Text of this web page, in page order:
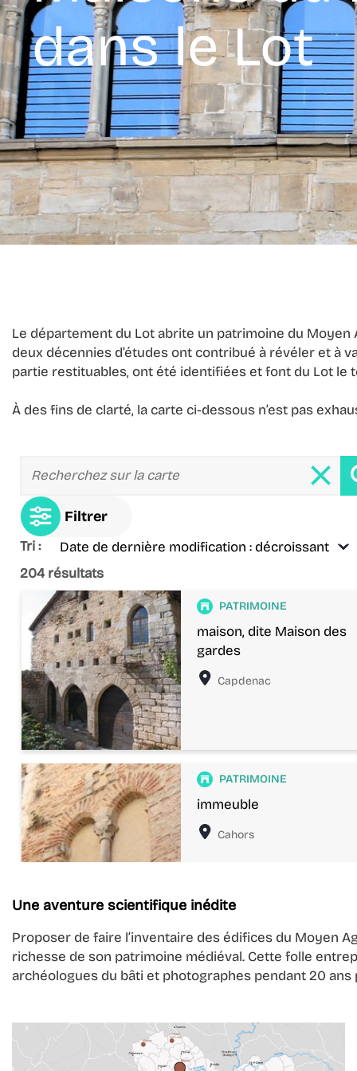
dans le Lot
Le département du Lot abrite un patrimoine du Moyen
deux décennies d’études ont contribué à révéler et à
partie restituables, ont été identifiées et font du Lot le
À des fins de clarté, la carte ci-dessous n’est pas
Tri :
204 résultats
Patrimoine
PATRIMOINE
maison, dite Maison des
gardes
Localisation
Capdenac
Patrimoine
PATRIMOINE
immeuble
Localisation
Cahors
Patrimoine
PATRIMOINE
maison
Une aventure scientifique inédite
Proposer de faire l’inventaire des édifices du Moyen
richesse de son patrimoine médiéval. Cette folle
archéologues du bâti et photographes pendant 20